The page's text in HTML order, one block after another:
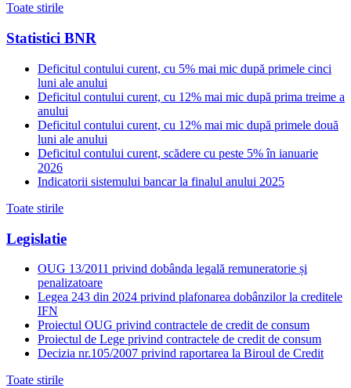
Toate stirile
Statistici BNR
Deficitul contului curent, cu 5% mai mic după primele cinci
luni ale anului
Deficitul contului curent, cu 12% mai mic după prima treime a
anului
Deficitul contului curent, cu 12% mai mic după primele două
luni ale anului
Deficitul contului curent, scădere cu peste 5% în ianuarie
2026
Indicatorii sistemului bancar la finalul anului 2025
Toate stirile
Legislatie
OUG 13/2011 privind dobânda legală remuneratorie și
penalizatoare
Legea 243 din 2024 privind plafonarea dobânzilor la creditele
IFN
Proiectul OUG privind contractele de credit de consum
Proiectul de Lege privind contractele de credit de consum
Decizia nr.105/2007 privind raportarea la Biroul de Credit
Toate stirile